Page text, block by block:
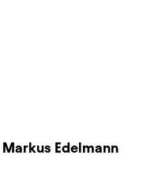
Markus Edelmann